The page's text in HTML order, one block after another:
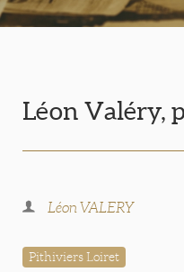
Léon Valéry,
Léon VALERY
Pithiviers Loiret